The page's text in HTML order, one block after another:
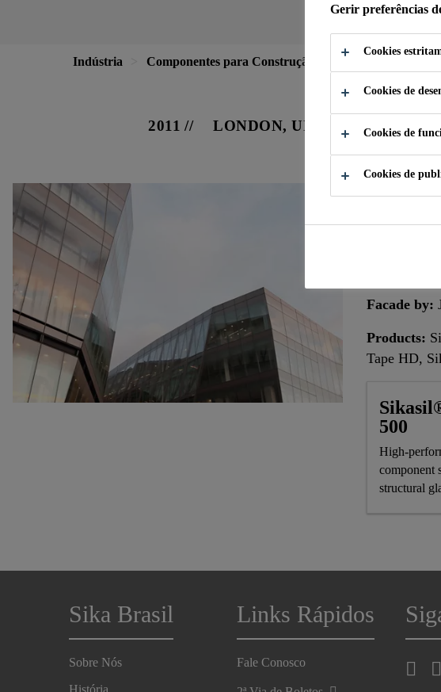
Indústria Componentes para Construção
2011 LONDON, UNITED KINGDOM
One New
Nouvel
Facade by:
Products:
Tape HD,
500
High-
component
structural
Sika Brasil
Sobre Nós
História
Links Rápidos
Fale Conosco
Gerir preferências
Cookies
Cookies de
Cookies de
Cookies de